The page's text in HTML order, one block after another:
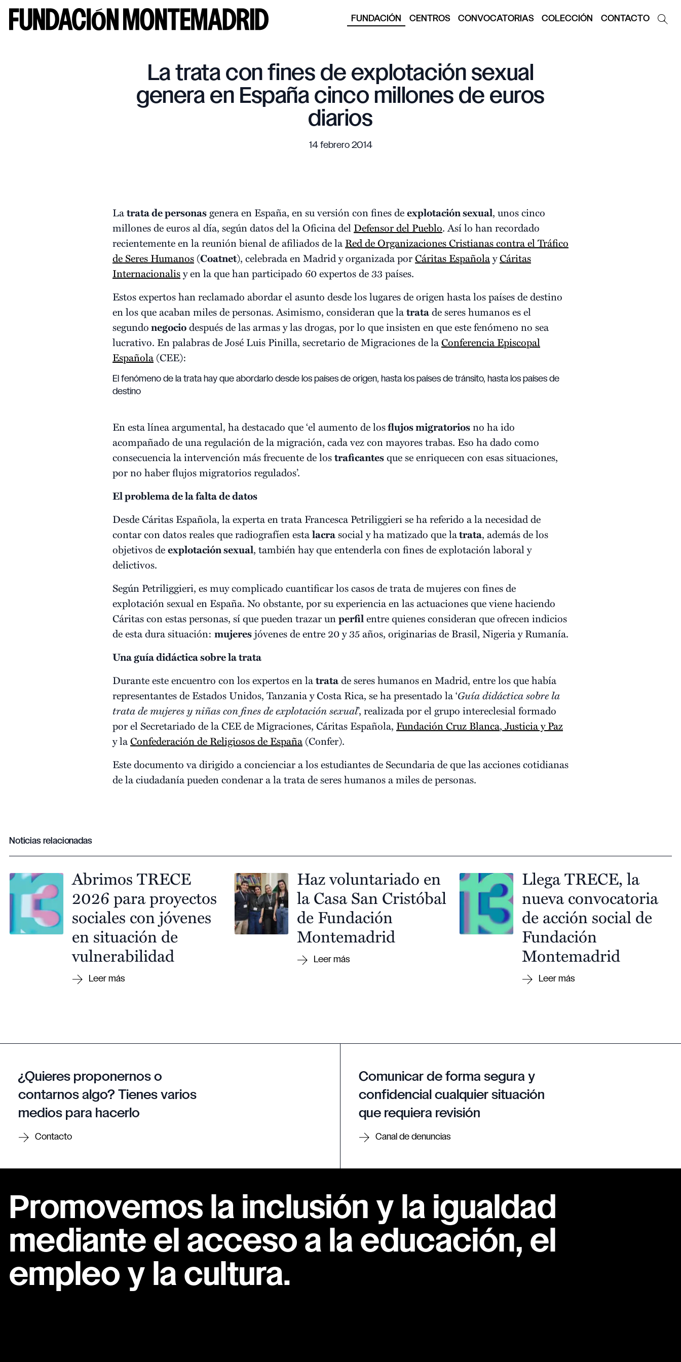
FUNDACIÓN CENTROS CONVOCATORIAS COLECCIÓN CONTACTO
La trata con fines de explotación sexual
genera en España cinco millones de euros
diarios
14 febrero 2014
Latrata de personas genera en España, en su versión con fines deexplotación sexual, unos cinco
millones de euros al día, según datos del la Oficina del Defensor del Pueblo. Así lo han recordado
recientemente en la reunión bienal de afiliados de la Red de Organizaciones Cristianas contra el Tráfico
de Seres Humanos (Coatnet), celebrada en Madrid y organizada porCáritas EspañolayCáritas
Internacionalisy en la que han participado 60 expertos de 33 países.
Estos expertos han reclamado abordar el asunto desde los lugares de origen hasta los países de destino
en los que acaban miles de personas. Asimismo, consideran que latratade seres humanos es el
segundonegociodespués de las armas y las drogas, por lo que insisten en que este fenómeno no sea
lucrativo. En palabras de José Luis Pinilla, secretario de Migraciones de laConferencia Episcopal
Española (CEE):
El fenómeno de la trata hay que abordarlo desde los países de origen, hasta los países de tránsito, hasta los países de
destino
En esta línea argumental, ha destacado que ‘el aumento de losflujos migratoriosno ha ido
acompañado de una regulación de la migración, cada vez con mayores trabas. Eso ha dado como
consecuencia la intervención más frecuente de lostraficantesque se enriquecen con esas situaciones,
por no haber flujos migratorios regulados’.
El problema de la falta de datos
Desde Cáritas Española, la experta en trata Francesca Petriliggieri se ha referido a la necesidad de
contar con datos reales que radiografíen estalacrasocial y ha matizado que latrata, además de los
objetivos deexplotación sexual, también hay que entenderla con fines de explotación laboral y
delictivos.
Según Petriliggieri, es muy complicado cuantificar los casos de trata de mujeres con fines de
explotación sexual en España. No obstante, por su experiencia en las actuaciones que viene haciendo
Cáritas con estas personas, sí que pueden trazar unperfilentre quienes consideran que ofrecen indicios
de esta dura situación: mujeresjóvenes de entre 20 y 35 años, originarias de Brasil, Nigeria y Rumanía.
Una guía didáctica sobre la trata
Durante este encuentro con los expertos en latratade seres humanos en Madrid, entre los que había
representantes de Estados Unidos, Tanzania y Costa Rica, se ha presentado la ‘Guía didáctica sobre la
trata de mujeres y niñas con fines de explotación sexual’, realizada por el grupo intereclesial formado
por el Secretariado de la CEE de Migraciones, Cáritas Española, Fundación Cruz Blanca, Justicia y Paz
y laConfederación de Religiosos de España (Confer).
Este documento va dirigido a concienciar a los estudiantes de Secundaria de que las acciones cotidianas
de la ciudadanía pueden condenar a la trata de seres humanos a miles de personas.
Noticias relacionadas
Abrimos TRECE
2026 para proyectos
sociales con jóvenes
en situación de
vulnerabilidad
Haz voluntariado en
la Casa San Cristóbal
de Fundación
Montemadrid
Llega TRECE, la
nueva convocatoria
de acción social de
Fundación
Montemadrid
¿Quieres proponernos o
contarnos algo? Tienes varios
medios para hacerlo
Contacto
Comunicar de forma segura y
confidencial cualquier situación
que requiera revisión
Canal de denuncias
Promovemos la inclusión y la igualdad
mediante el acceso a la educación, el
empleo y la cultura.